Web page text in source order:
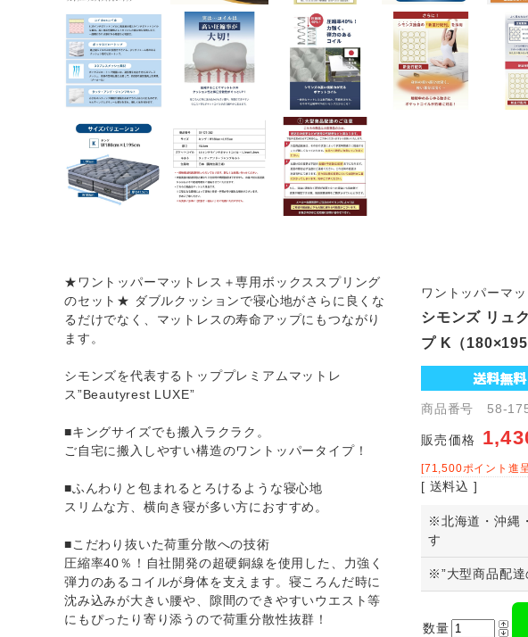
★ワントッパーマットレス＋専用ボックススプリング
のセット★ ダブルクッションで寝心地がさらに良くな
るだけでなく、マットレスの寿命アップにもつながり
ます。
シモンズを代表するトッププレミアムマットレ
ス”Beautyrest LUXE”
■キングサイズでも搬入ラクラク。
ご自宅に搬入しやすい構造のワントッパータイプ！
■ふんわりと包まれるとろけるような寝心地
スリムな方、横向き寝が多い方におすすめ。
■こだわり抜いた荷重分散への技術
圧縮率40％！自社開発の超硬銅線を使用した、力強く
弾力のあるコイルが身体を支えます。寝ころんだ時に
沈み込みが大きい腰や、隙間のできやすいウエスト等
にもぴったり寄り添うので荷重分散性抜群！
ワントッパーマ
シモンズ リュ
プ K（
商品番号 58-
販売価格
[71,500ポイント進
[ 送料込 ]
※北海道・沖縄
す
※”大型商品配達
数量